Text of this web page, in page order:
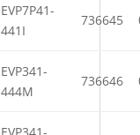
EVP7P41-
441I
736645
EVP341-
444M
736646